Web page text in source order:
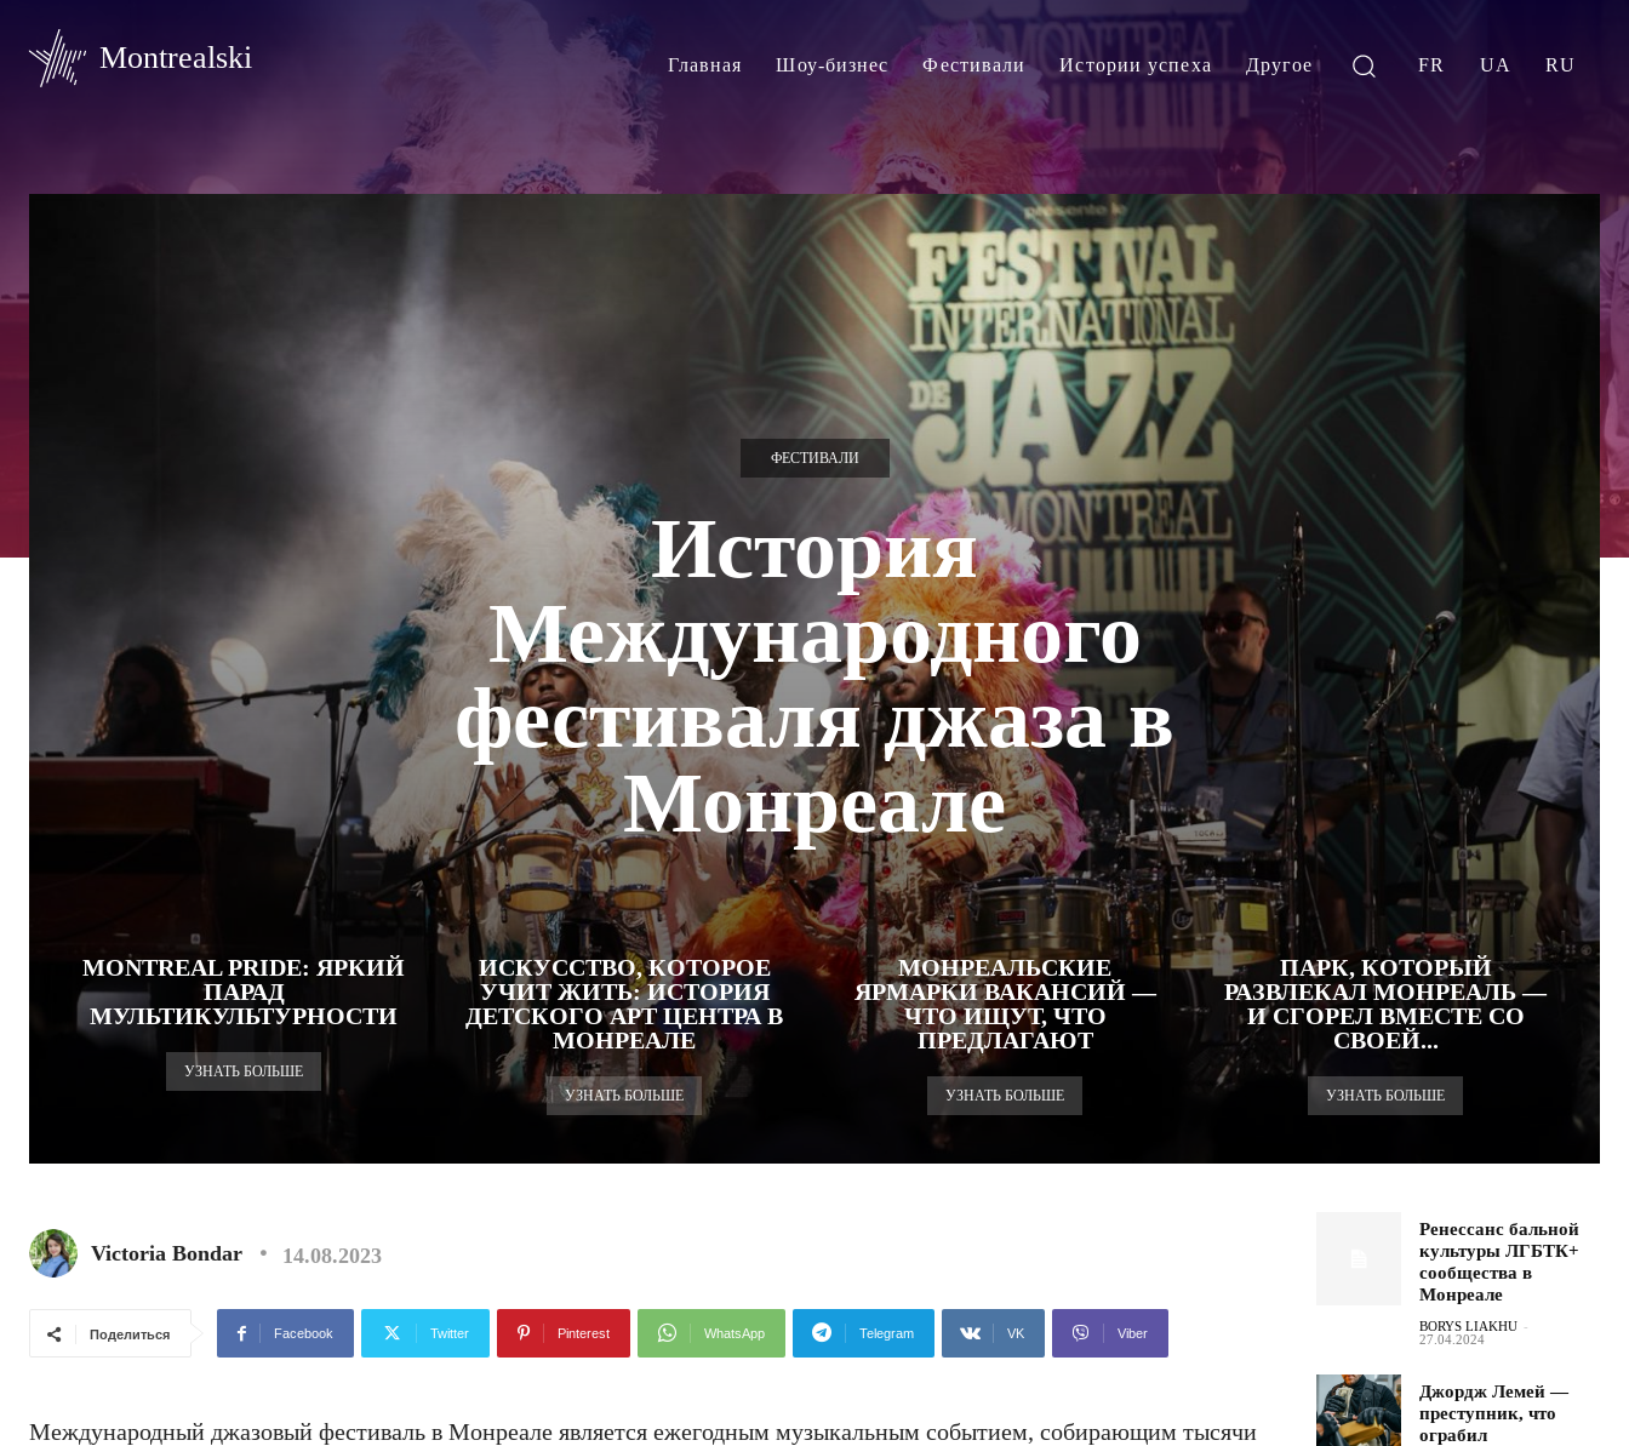
Montrealski Главная Шоу-бизнес Фестивали Истории успеха Другое FR UA RU
ФЕСТИВАЛИ
История
Международного
фестиваля джаза в
Монреале
MONTREAL PRIDE: ЯРКИЙ
ПАРАД
МУЛЬТИКУЛЬТУРНОСТИ
УЗНАТЬ БОЛЬШЕ
ИСКУССТВО, КОТОРОЕ
УЧИТ ЖИТЬ: ИСТОРИЯ
ДЕТСКОГО АРТ ЦЕНТРА В
МОНРЕАЛЕ
УЗНАТЬ БОЛЬШЕ
МОНРЕАЛЬСКИЕ
ЯРМАРКИ ВАКАНСИЙ —
ЧТО ИЩУТ, ЧТО
ПРЕДЛАГАЮТ
УЗНАТЬ БОЛЬШЕ
ПАРК, КОТОРЫЙ
РАЗВЛЕКАЛ МОНРЕАЛЬ —
И СГОРЕЛ ВМЕСТЕ СО
СВОЕЙ...
УЗНАТЬ БОЛЬШЕ
Victoria Bondar 14.08.2023
Поделиться Facebook Twitter Pinterest WhatsApp Telegram VK Viber
Международный джазовый фестиваль в Монреале является ежегодным музыкальным событием, собирающим тысячи
Ренессанс бальной
культуры ЛГБТК+
сообщества в
Монреале
BORYS LIAKHU -
27.04.2024
Джордж Лемей —
преступник, что
ограбил